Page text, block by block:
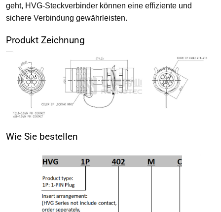
geht, HVG-Steckverbinder können eine effiziente und
sichere Verbindung gewährleisten.
Produkt Zeichnung
Wie Sie bestellen